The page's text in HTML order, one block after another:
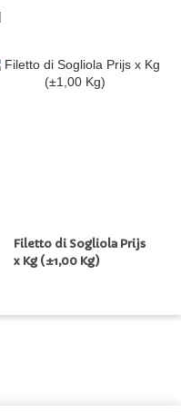
Filetto di Sogliola Prijs
x Kg (±1,00 Kg)